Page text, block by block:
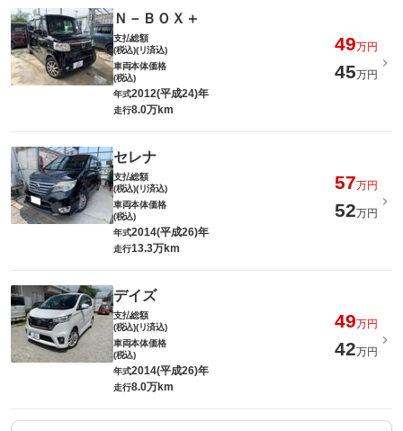
Ｎ－ＢＯＸ＋
支払総額
(税込)(リ済込)
49万円
車両本体価格
(税込)
45万円
年式2012(平成24)年
走行8.0万km
セレナ
支払総額
(税込)(リ済込)
57万円
車両本体価格
(税込)
52万円
年式2014(平成26)年
走行13.3万km
デイズ
支払総額
(税込)(リ済込)
49万円
車両本体価格
(税込)
42万円
年式2014(平成26)年
走行8.0万km